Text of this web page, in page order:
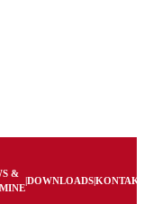
&
|DOWNLOADS|